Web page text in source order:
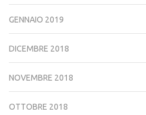
GENNAIO 2019
DICEMBRE 2018
NOVEMBRE 2018
OTTOBRE 2018